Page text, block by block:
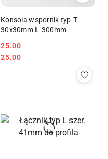
Konsola wspornik typ T
30x30mm L-300mm
Cena:
25.00
Cena:
25.00